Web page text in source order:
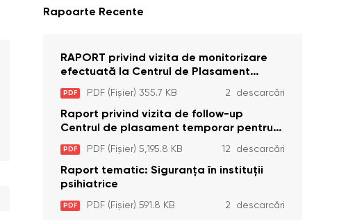
Rapoarte Recente
RAPORT privind vizita de monitorizare
efectuată la Centrul de Plasament
Temporar pentru Persoane cu
Dizabilități (Adulte) din s. Brînzeni, r.
Edineț, din data de 25 mai 2026
PDF PDF (Fișier) 355.7 KB 2 descarcări
Raport privind vizita de follow-up
Centrul de plasament temporar pentru
persoanele cu dizabilități (adulte)
Bădiceni, Soroca (11 iunie 2026)
PDF PDF (Fișier) 5,195.8 KB 12 descarcări
Raport tematic: Siguranța în instituții
psihiatrice
PDF PDF (Fișier) 591.8 KB 2 descarcări